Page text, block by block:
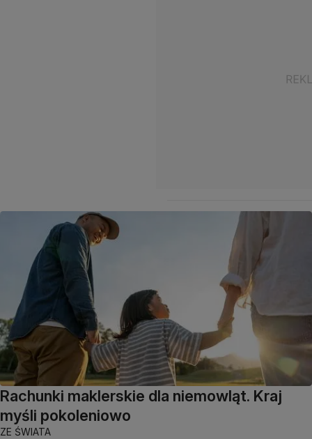
Rachunki maklerskie dla niemowląt. Kraj
myśli pokoleniowo
ZE ŚWIATA